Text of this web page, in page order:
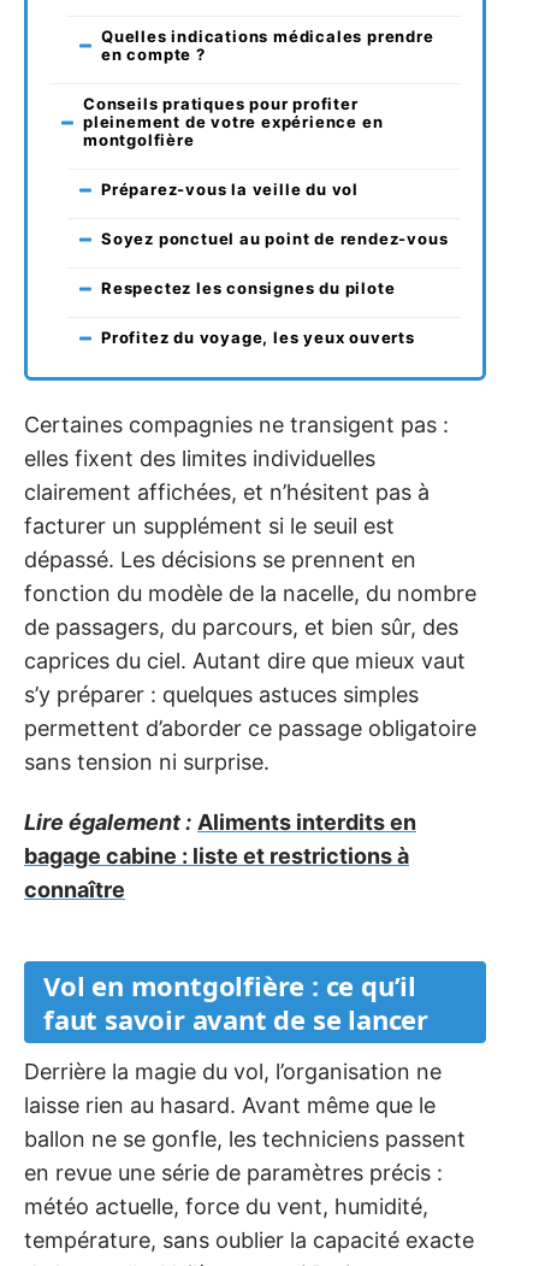
Quelles indications médicales prendre
en compte ?
Conseils pratiques pour profiter
pleinement de votre expérience en
montgolfière
Préparez-vous la veille du vol
Soyez ponctuel au point de rendez-vous
Respectez les consignes du pilote
Profitez du voyage, les yeux ouverts
Certaines compagnies ne transigent pas :
elles fixent des limites individuelles
clairement affichées, et n’hésitent pas à
facturer un supplément si le seuil est
dépassé. Les décisions se prennent en
fonction du modèle de la nacelle, du nombre
de passagers, du parcours, et bien sûr, des
caprices du ciel. Autant dire que mieux vaut
s’y préparer : quelques astuces simples
permettent d’aborder ce passage obligatoire
sans tension ni surprise.
Lire également : Aliments interdits en
bagage cabine : liste et restrictions à
connaître
Vol en montgolfière : ce qu’il
faut savoir avant de se lancer
Derrière la magie du vol, l’organisation ne
laisse rien au hasard. Avant même que le
ballon ne se gonfle, les techniciens passent
en revue une série de paramètres précis :
météo actuelle, force du vent, humidité,
température, sans oublier la capacité exacte